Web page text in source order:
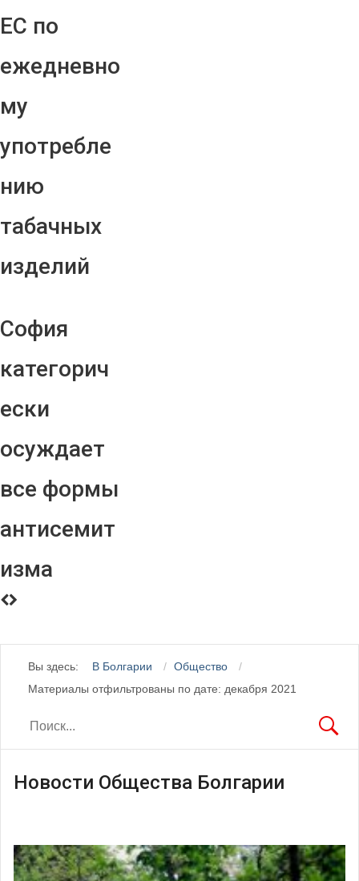
ЕС по
ежедневно
му
употребле
нию
табачных
изделий
София
категорич
ески
осуждает
все формы
антисемит
изма
Вы здесь: В Болгарии
Общество
Материалы отфильтрованы по дате: декабря 2021
Новости Общества Болгарии